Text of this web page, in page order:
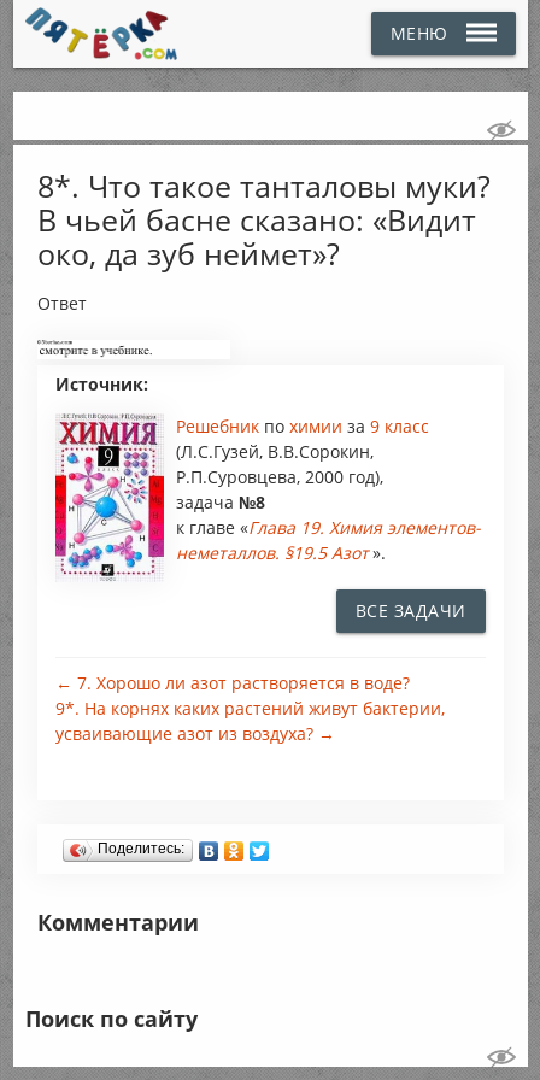
МЕНЮ
8*. Что такое танталовы муки?
В чьей басне сказано: «Видит
око, да зуб неймет»?
Ответ
Источник:
Решебник по химии за 9 класс
(Л.С.Гузей, В.В.Сорокин,
Р.П.Суровцева, 2000 год),
задача №8
к главе «Глава 19. Химия элементов-
неметаллов. §19.5 Азот».
ВСЕ ЗАДАЧИ
← 7. Хорошо ли азот растворяется в воде?
9*. На корнях каких растений живут бактерии,
усваивающие азот из воздуха? →
Поделитесь:
Комментарии
Поиск по сайту